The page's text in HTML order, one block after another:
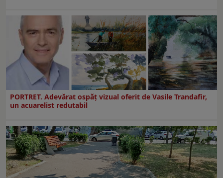
PORTRET. Adevărat ospăț vizual oferit de Vasile Trandafir,
un acuarelist redutabil